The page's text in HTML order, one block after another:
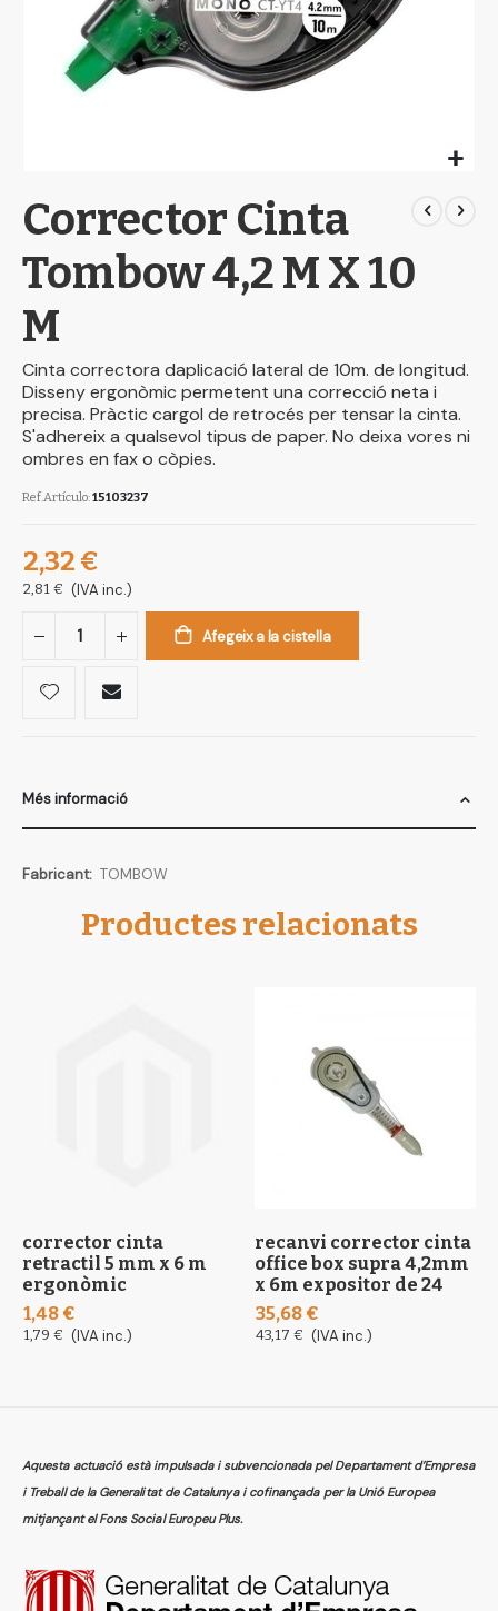
to
the
images
gallery
Corrector Cinta
Tombow 4,2 M X 10
M
Cinta correctora daplicació lateral de 10m. de longitud.
Disseny ergonòmic permetent una correcció neta i
precisa. Pràctic cargol de retrocés per tensar la cinta.
S'adhereix a qualsevol tipus de paper. No deixa vores ni
ombres en fax o còpies.
Ref.Artículo 15103237
2,32 €
2,81 € (IVA inc.)
Afegeix a la cistella
Més informació
Més
TOMBOW
Productes relacionats
corrector cinta
retractil 5 mm x 6 m
ergonòmic
1,48 €
1,79 € (IVA inc.)
recanvi corrector cinta
office box supra 4,2mm
x 6m expositor de 24
35,68 €
43,17 € (IVA inc.)
Aquesta actuació està impulsada i subvencionada pel Departament d’Empresa
i Treball de la Generalitat de Catalunya i cofinançada per la Unió Europea
mitjançant el Fons Social Europeu Plus.